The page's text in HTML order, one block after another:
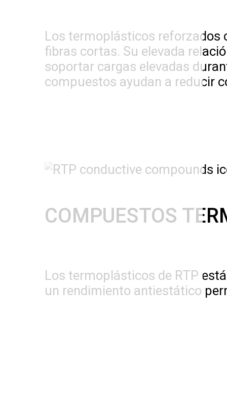
Los termoplásticos reforzados
fibras cortas. Su elevada
soportar cargas elevadas
compuestos ayudan a reducir
COMPUESTOS
Los termoplásticos de RTP
un rendimiento antiestático